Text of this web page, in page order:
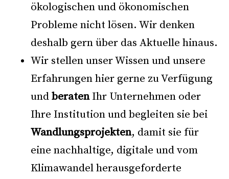
ökologischen und ökonomischen
Probleme nicht lösen. Wir denken
deshalb gern über das Aktuelle hinaus.
Wir stellen unser Wissen und unsere
Erfahrungen hier gerne zu Verfügung
undberatenIhr Unternehmen oder
Ihre Institution und begleiten sie bei
Wandlungsprojekten, damit sie für
eine nachhaltige, digitale und vom
Klimawandel herausgeforderte